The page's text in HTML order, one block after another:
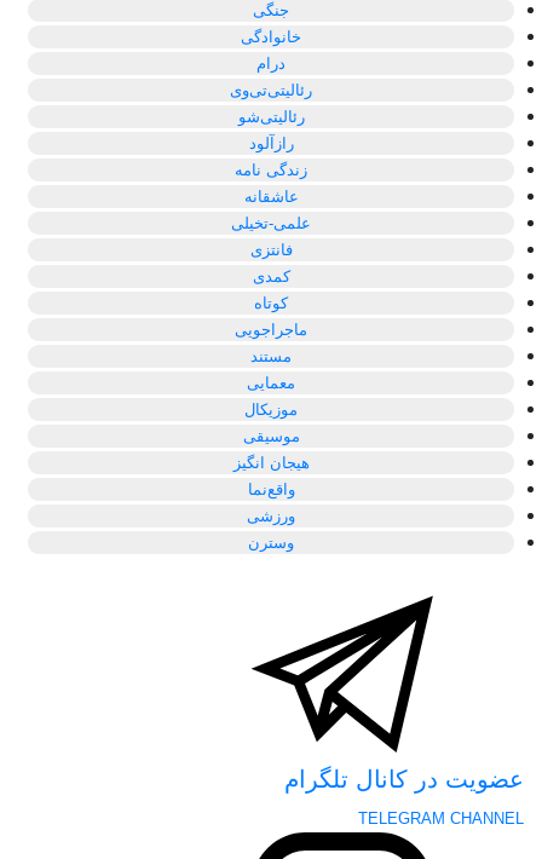
جنگی
خانوادگی
درام
رئالیتی‌تی‌وی
رئالیتی‌شو
رازآلود
زندگی نامه
عاشقانه
علمی-تخیلی
فانتزی
کمدی
کوتاه
ماجراجویی
مستند
معمایی
موزیکال
موسیقی
هیجان انگیز
واقع‌نما
ورزشی
وسترن
عضویت در کانال تلگرام
TELEGRAM CHANNEL